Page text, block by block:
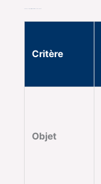
Critère
Objet